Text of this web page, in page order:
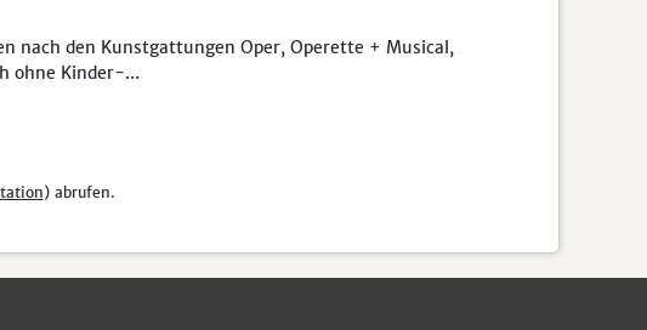
nach den Kunstgattungen Oper, Operette + Musical,
ohne Kinder-...
) abrufen.